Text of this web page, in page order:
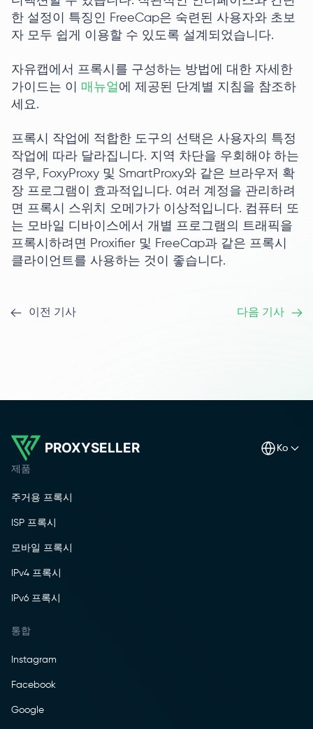
한 설정이 특징인 FreeCap은 숙련된 사용자와 초보
자 모두 쉽게 이용할 수 있도록 설계되었습니다.
자유캡에서 프록시를 구성하는 방법에 대한 자세한
가이드는 이 매뉴얼 에 제공된 단계별 지침을 참조하
세요.
프록시 작업에 적합한 도구의 선택은 사용자의 특정
작업에 따라 달라집니다. 지역 차단을 우회해야 하는
경우, FoxyProxy 및 SmartProxy와 같은 브라우저 확
장 프로그램이 효과적입니다. 여러 계정을 관리하려
면 프록시 스위치 오메가가 이상적입니다. 컴퓨터 또
는 모바일 디바이스에서 개별 프로그램의 트래픽을
프록시하려면 Proxifier 및 FreeCap과 같은 프록시
클라이언트를 사용하는 것이 좋습니다.
이전 기사 다음 기사
PROXYSELLER ko
제품
주거용 프록시
ISP 프록시
모바일 프록시
IPv4 프록시
IPv6 프록시
통합
Instagram
Facebook
Google